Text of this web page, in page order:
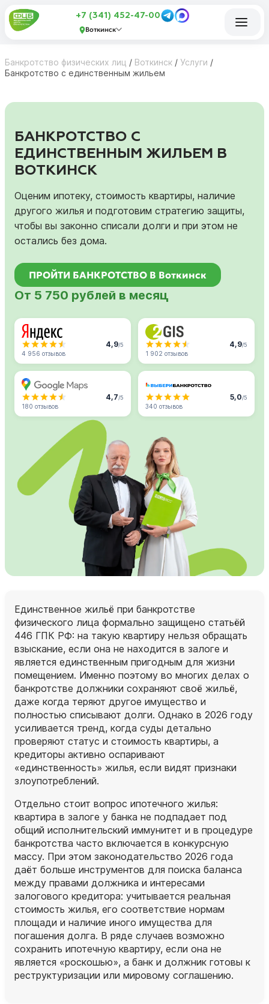
+7 (341) 452-47-00
Воткинск
Банкротство физических лиц / Воткинск / Услуги /
Банкротство с единственным жильем
БАНКРОТСТВО С
ЕДИНСТВЕННЫМ ЖИЛЬЕМ В
ВОТКИНСК
Оценим ипотеку, стоимость квартиры, наличие
другого жилья и подготовим стратегию защиты,
чтобы вы законно списали долги и при этом не
остались без дома.
ПРОЙТИ БАНКРОТСТВО В Воткинск
От 5 750 рублей в месяц
4,9/5
4 956 отзывов
4,9/5
1 902 отзывов
4,7/5
180 отзывов
5,0/5
340 отзывов
Единственное жильё при банкротстве
физического лица формально защищено статьёй
446 ГПК РФ: на такую квартиру нельзя обращать
взыскание, если она не находится в залоге и
является единственным пригодным для жизни
помещением. Именно поэтому во многих делах о
банкротстве должники сохраняют своё жильё,
даже когда теряют другое имущество и
полностью списывают долги. Однако в 2026 году
усиливается тренд, когда суды детально
проверяют статус и стоимость квартиры, а
кредиторы активно оспаривают
«единственность» жилья, если видят признаки
злоупотреблений.
Отдельно стоит вопрос ипотечного жилья:
квартира в залоге у банка не подпадает под
общий исполнительский иммунитет и в процедуре
банкротства часто включается в конкурсную
массу. При этом законодательство 2026 года
даёт больше инструментов для поиска баланса
между правами должника и интересами
залогового кредитора: учитывается реальная
стоимость жилья, его соответствие нормам
площади и наличие иного имущества для
погашения долга. В ряде случаев возможно
сохранить ипотечную квартиру, если она не
является «роскошью», а банк и должник готовы к
реструктуризации или мировому соглашению.